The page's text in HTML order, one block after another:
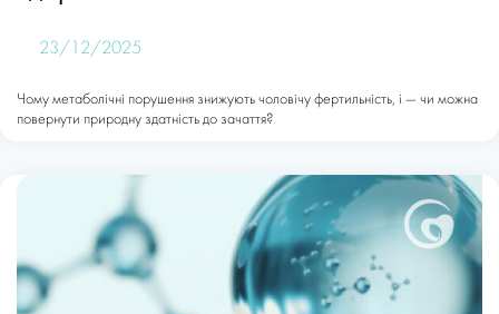
23/12/2025
Чому метаболічні порушення знижують чоловічу фертильність, і — чи можна
повернути природну здатність до зачаття?